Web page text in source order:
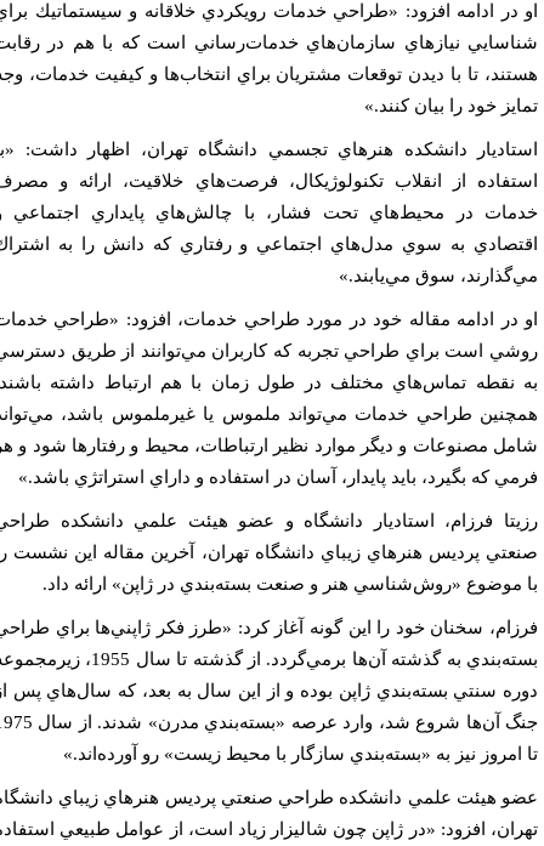
در ادامه افزود: «طراحي خدمات رويكردي خلاقانه و سيستماتيك براي
نيازهاي سازمان‌هاي خدمات‌رساني است كه با هم در رقابت
تا با ديدن توقعات مشتريان براي انتخاب‌ها و كيفيت خدمات، وجه
خود را بيان كنند.»
دانشكده هنرهاي تجسمي دانشگاه تهران، اظهار داشت: «با
از انقلاب تكنولوژيكال، فرصت‌هاي خلاقيت، ارائه و مصرف
در محيط‌هاي تحت فشار، با چالش‌هاي پايداري اجتماعي و
به سوي مدل‌هاي اجتماعي و رفتاري كه دانش را به اشتراك
سوق مي‌يابند.»
در ادامه مقاله خود در مورد طراحي خدمات، افزود: «طراحي خدمات
است براي طراحي تجربه كه كاربران مي‌توانند از طريق دسترسي
نقطه تماس‌هاي مختلف در طول زمان با هم ارتباط داشته باشند.
طراحي خدمات مي‌تواند ملموس يا غيرملموس باشد، مي‌تواند
مصنوعات و ديگر موارد نظير ارتباطات، محيط و رفتارها شود و هر
كه بگيرد، بايد پايدار، آسان در استفاده و داراي استراتژي باشد.»
فرزام، استاديار دانشگاه و عضو هيئت علمي دانشكده طراحي
پرديس هنرهاي زيباي دانشگاه تهران، آخرين مقاله اين نشست را
موضوع «روش‌شناسي هنر و صنعت بسته‌بندي در ژاپن» ارائه داد.
سخنان خود را اين گونه آغاز كرد: «طرز فكر ژاپني‌ها براي طراحي
بسته‌بندي به گذشته آن‌ها برمي‌گردد. از گذشته تا سال 1955، زيرمجموعه
سنتي بسته‌بندي ژاپن بوده و از اين سال به بعد، كه سال‌هاي پس از
جنگ آن‌ها شروع شد، وارد عرصه «بسته‌بندي مدرن» شدند. از سال 1975
امروز نيز به «بسته‌بندي سازگار با محيط زيست» رو آورده‌اند.»
هيئت علمي دانشكده طراحي صنعتي پرديس هنرهاي زيباي دانشگاه
افزود: «در ژاپن چون شاليزار زياد است، از عوامل طبيعي استفاده